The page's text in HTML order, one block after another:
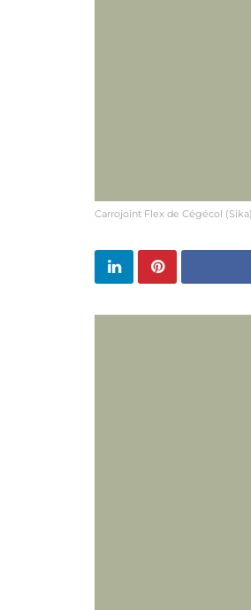
Carrojoint Flex de Cégécol